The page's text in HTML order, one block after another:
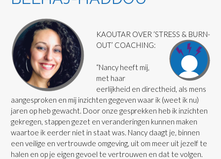
KAOUTAR OVER ‘STRESS & BURN-
OUT’ COACHING:
“Nancy heeft mij,
met haar
eerlijkheid en directheid, als mens
aangesproken en mij inzichten gegeven waar ik (weet ik nu)
jaren op heb gewacht. Door onze gesprekken heb ik inzichten
gekregen, stappen gezet en veranderingen kunnen maken
waartoe ik eerder niet in staat was. Nancy daagt je, binnen
een veilige en vertrouwde omgeving, uit om meer uit jezelf te
halen en op je eigen gevoel te vertrouwen en dat te volgen.